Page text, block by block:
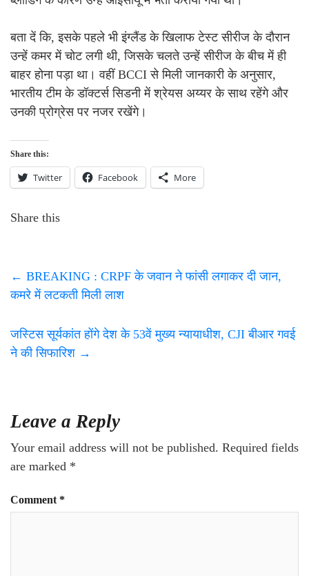
बता दें कि, इसके पहले भी इंग्लैंड के खिलाफ टेस्ट सीरीज के दौरान
उन्हें कमर में चोट लगी थी, जिसके चलते उन्हें सीरीज के बीच में ही
बाहर होना पड़ा था। वहीं BCCI से मिली जानकारी के अनुसार,
भारतीय टीम के डॉक्टर्स सिडनी में श्रेयस अय्यर के साथ रहेंगे और
उनकी प्रोग्रेस पर नजर रखेंगे।
Share this:
Twitter Facebook More
Share this
← BREAKING : CRPF के जवान ने फांसी लगाकर दी जान,
कमरे में लटकती मिली लाश
जस्टिस सूर्यकांत होंगे देश के 53वें मुख्य न्यायाधीश, CJI बीआर गवई
ने की सिफारिश →
Leave a Reply
Your email address will not be published. Required fields
are marked *
Comment *